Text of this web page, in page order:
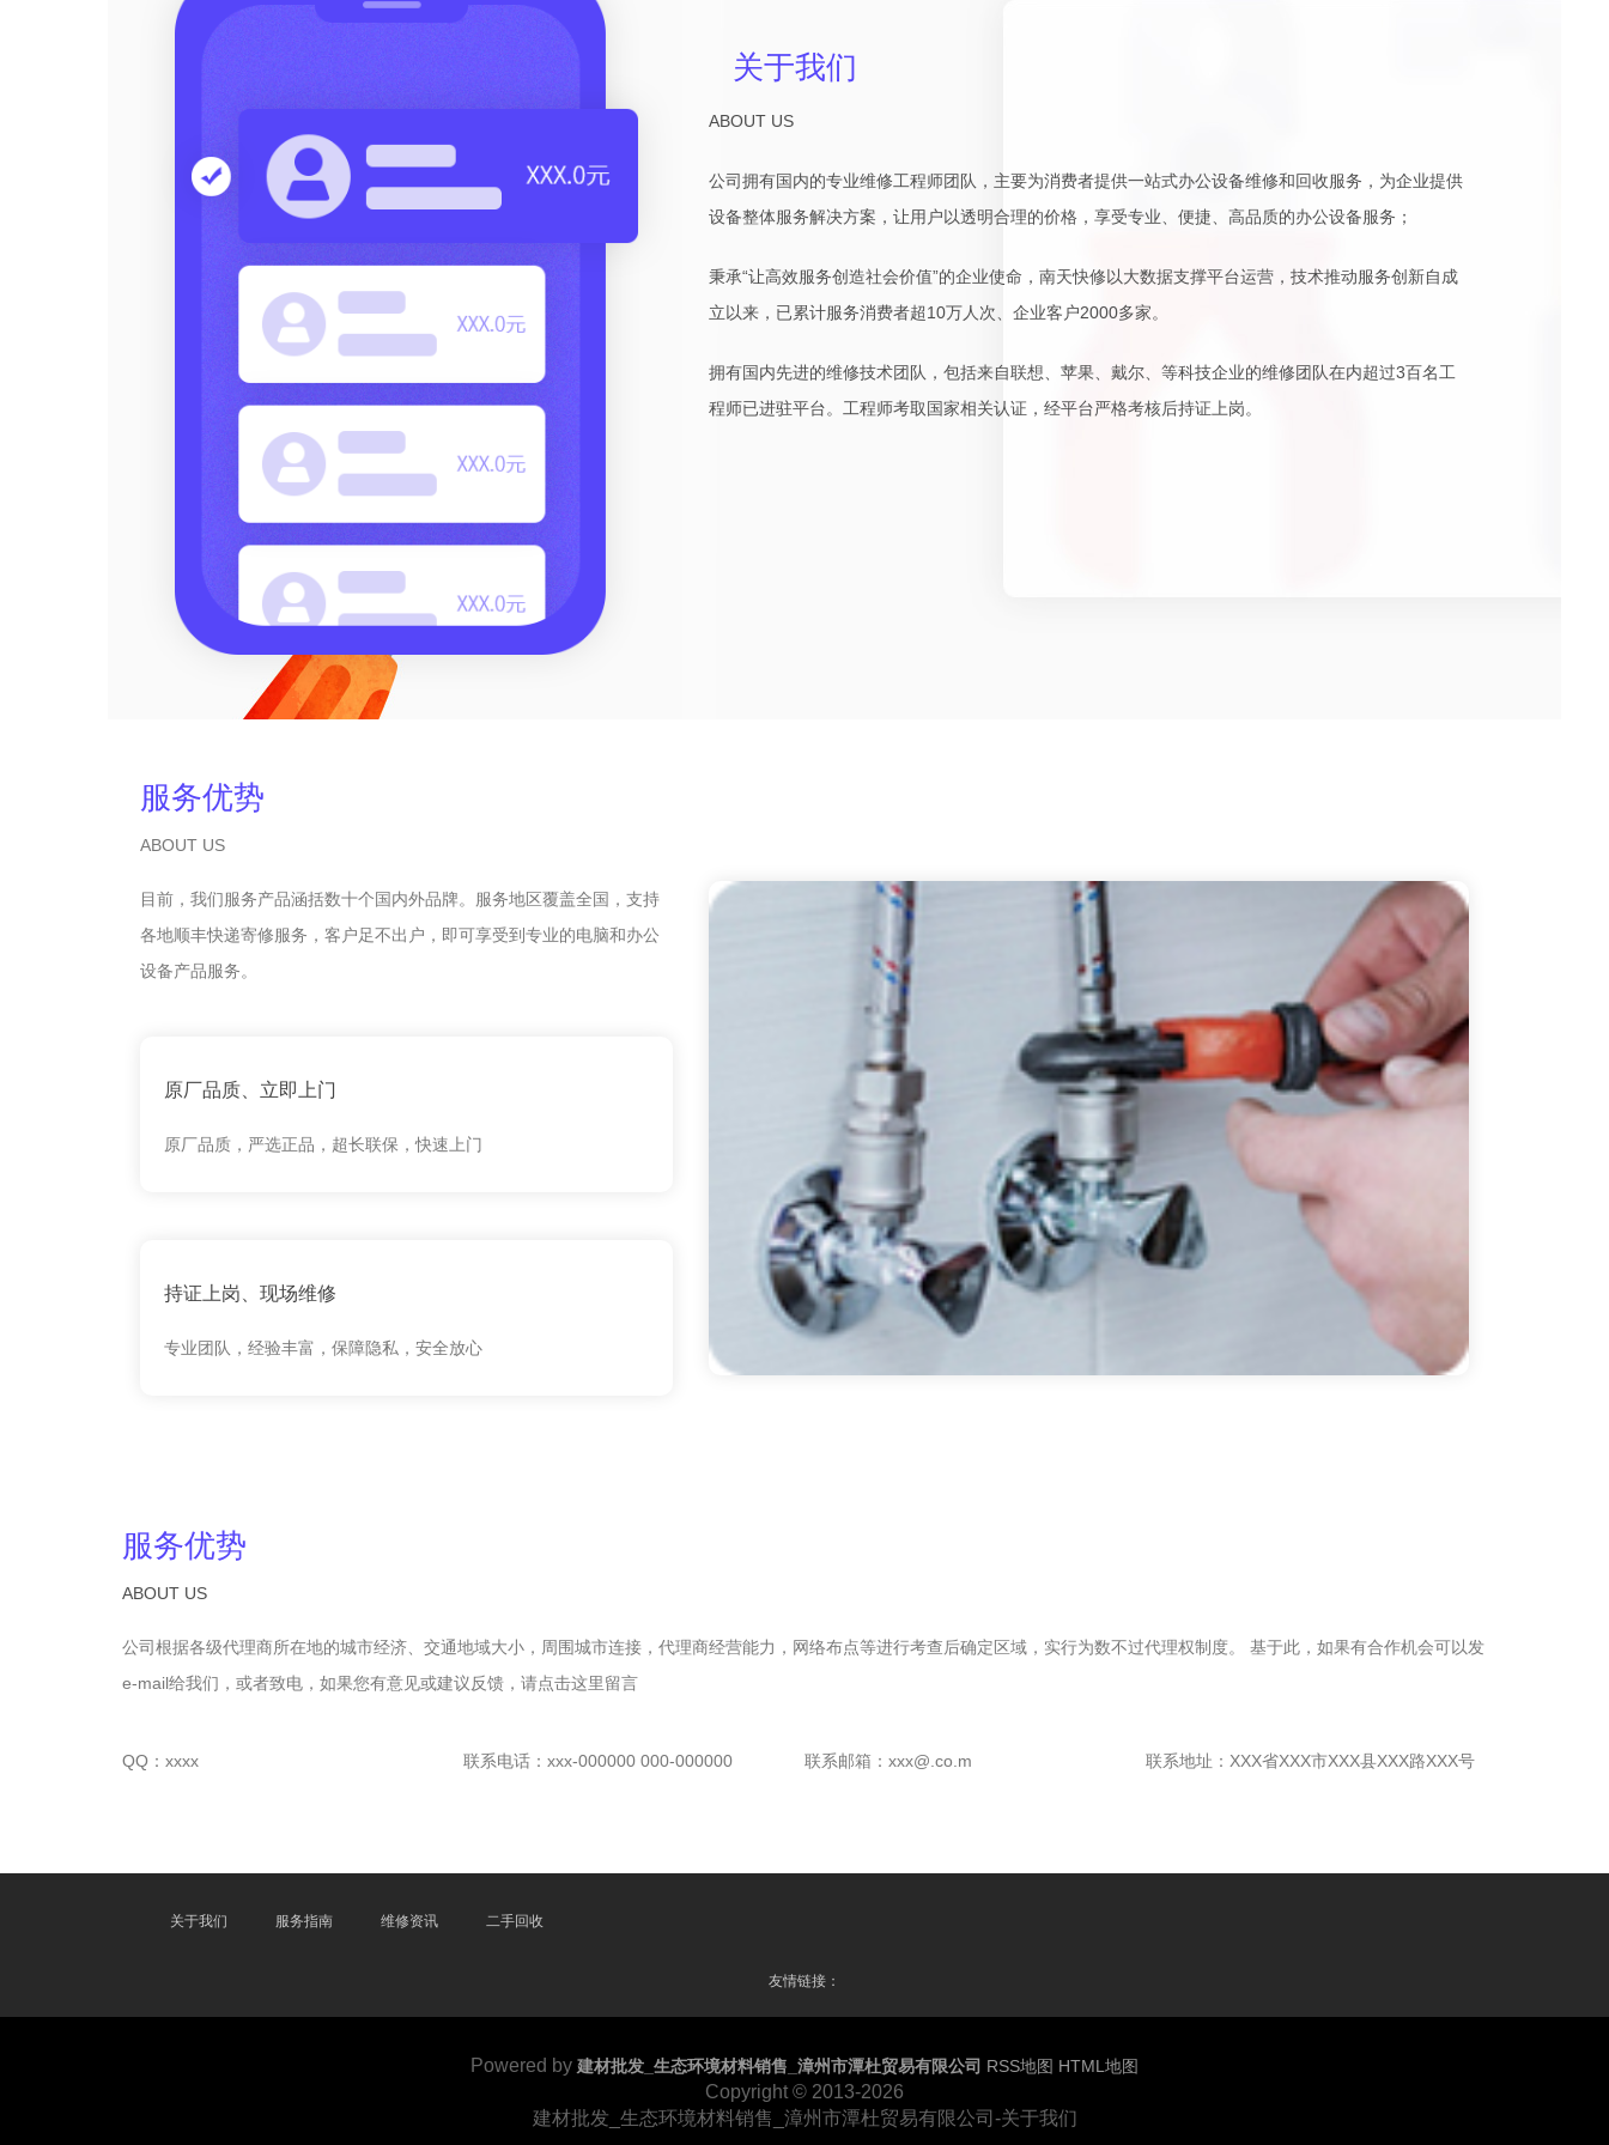
关于我们
ABOUT US
公司拥有国内的专业维修工程师团队，主要为消费者提供一站式办公设备维修和回收服务，为企业提供
设备整体服务解决方案，让用户以透明合理的价格，享受专业、便捷、高品质的办公设备服务；
秉承“让高效服务创造社会价值”的企业使命，南天快修以大数据支撑平台运营，技术推动服务创新自成
立以来，已累计服务消费者超10万人次、企业客户2000多家。
拥有国内先进的维修技术团队，包括来自联想、苹果、戴尔、等科技企业的维修团队在内超过3百名工
程师已进驻平台。工程师考取国家相关认证，经平台严格考核后持证上岗。
服务优势
ABOUT US
目前，我们服务产品涵括数十个国内外品牌。服务地区覆盖全国，支持
各地顺丰快递寄修服务，客户足不出户，即可享受到专业的电脑和办公
设备产品服务。
原厂品质、立即上门
原厂品质，严选正品，超长联保，快速上门
持证上岗、现场维修
专业团队，经验丰富，保障隐私，安全放心
服务优势
ABOUT US
公司根据各级代理商所在地的城市经济、交通地域大小，周围城市连接，代理商经营能力，网络布点等进行考查后确定区域，实行为数不过代理权制度。 基于此，如果有合作机会可以发
e-mail给我们，或者致电，如果您有意见或建议反馈，请点击这里留言
QQ：xxxx 联系电话：xxx-000000 000-000000 联系邮箱：xxx@.co.m 联系地址：XXX省XXX市XXX县XXX路XXX号
关于我们 服务指南 维修资讯 二手回收
友情链接：
Powered by 建材批发_生态环境材料销售_漳州市潭杜贸易有限公司 RSS地图 HTML地图
Copyright © 2013-2026
建材批发_生态环境材料销售_漳州市潭杜贸易有限公司-关于我们